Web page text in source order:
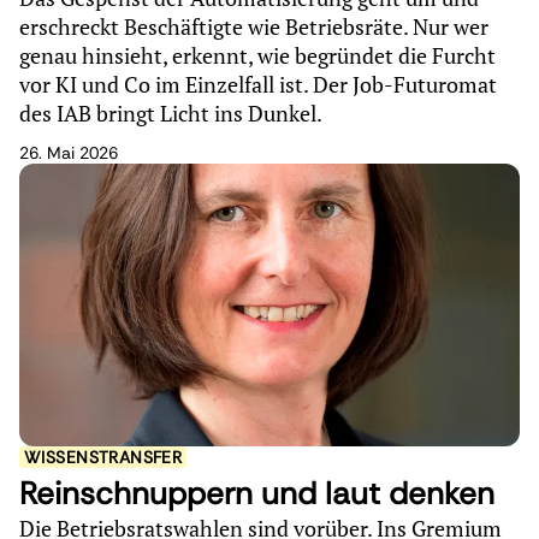
erschreckt Beschäftigte wie Betriebsräte. Nur wer
genau hinsieht, erkennt, wie begründet die Furcht
vor KI und Co im Einzelfall ist. Der Job-Futuromat
des IAB bringt Licht ins Dunkel.
26. Mai 2026
WISSENSTRANSFER
Reinschnuppern und laut denken
Die Betriebsratswahlen sind vorüber. Ins Gremium